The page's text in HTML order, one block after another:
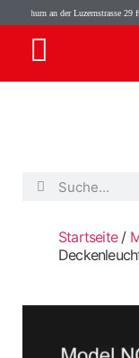
Luzernstrasse 29 für Sie da!
Startseite/